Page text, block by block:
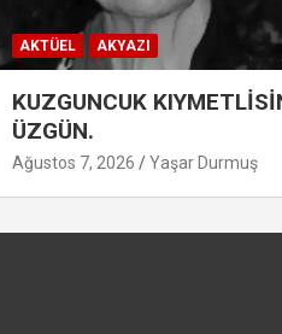
AKTÜEL AKYAZI
KUZGUNCUK
ÜZGÜN.
Ağustos 7, 2026 Yaşar Durmuş